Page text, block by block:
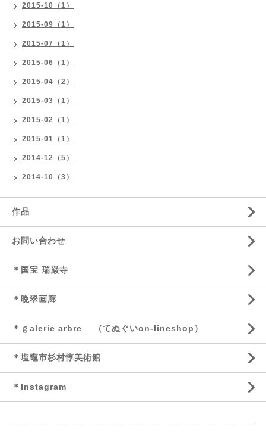
2015-10（1）
2015-09（1）
2015-07（1）
2015-06（1）
2015-04（2）
2015-03（1）
2015-02（1）
2015-01（1）
2014-12（5）
2014-10（3）
作品
お問い合わせ
＊国宝 瑞巌寺
＊晩翠画廊
＊ｇalerie arbre （てぬぐいon-lineshop）
＊塩竈市杉村惇美術館
＊Instagram